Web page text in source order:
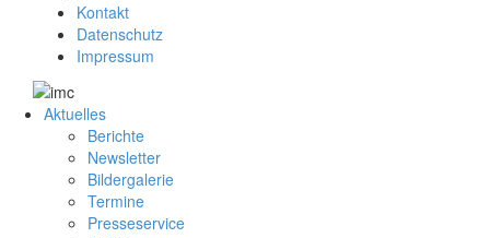
Kontakt
Datenschutz
Impressum
Aktuelles
Berichte
Newsletter
Bildergalerie
Termine
Presseservice